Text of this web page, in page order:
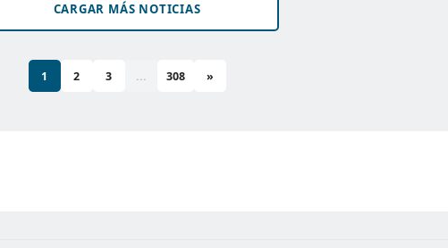
CARGAR MÁS NOTICIAS
1 2 3 ... 308 »